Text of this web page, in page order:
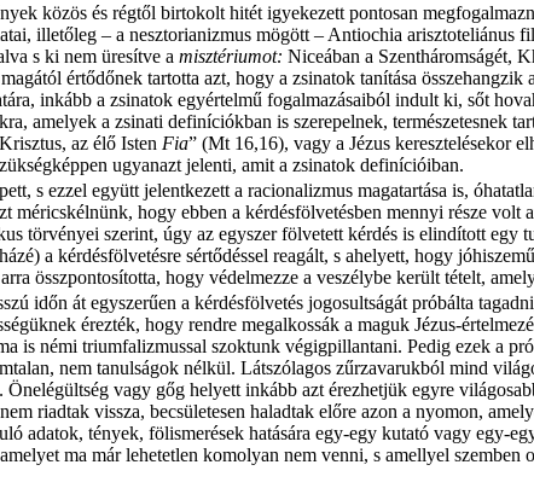
közös és régtől birtokolt hitét igyekezett pontosan
illetőleg – a nesztorianizmus mögött – Antiochia arisztoteliánus
s ki nem üresítve amisztériumot: Niceában a Szentháromságét,
értődőnek tartotta azt, hogy a zsinatok tanítása
inkább a zsinatok egyértelmű fogalmazásaiból indult ki, sőt
amelyek a zsinati definíciókban is szerepelnek, természetesnek
az élő Isten Fia” (Mt 16,16), vagy a Jézus keresztelésekor
ugyanazt jelenti, amit a zsinatok definícióiban.
s ezzel együtt jelentkezett a racionalizmus magatartása is,
méricskélnünk, hogy ebben a kérdésfölvetésben mennyi része volt
törvényei szerint, úgy az egyszer fölvetett kérdés is elindított egy
a kérdésfölvetésre sértődéssel reagált, s ahelyett, hogy
összpontosította, hogy védelmezze a veszélybe került tételt,
időn át egyszerűen a kérdésfölvetés jogosultságát próbálta
érezték, hogy rendre megalkossák a maguk Jézus-
is némi triumfalizmussal szoktunk végigpillantani. Pedig ezek a
nem tanulságok nélkül. Látszólagos zűrzavarukból mind
vagy gőg helyett inkább azt érezhetjük egyre
riadtak vissza, becsületesen haladtak előre azon a nyomon,
adatok, tények, fölismerések hatására egy-egy kutató vagy egy-
ma már lehetetlen komolyan nem venni, s amellyel szemben